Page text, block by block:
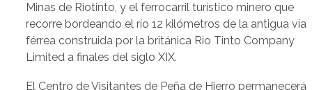
Minas de Riotinto, y el ferrocarril turístico minero que
recorre bordeando el río 12 kilómetros de la antigua vía
férrea construida por la británica Rio Tinto Company
Limited a finales del siglo XIX.
El Centro de Visitantes de Peña de Hierro permanecerá